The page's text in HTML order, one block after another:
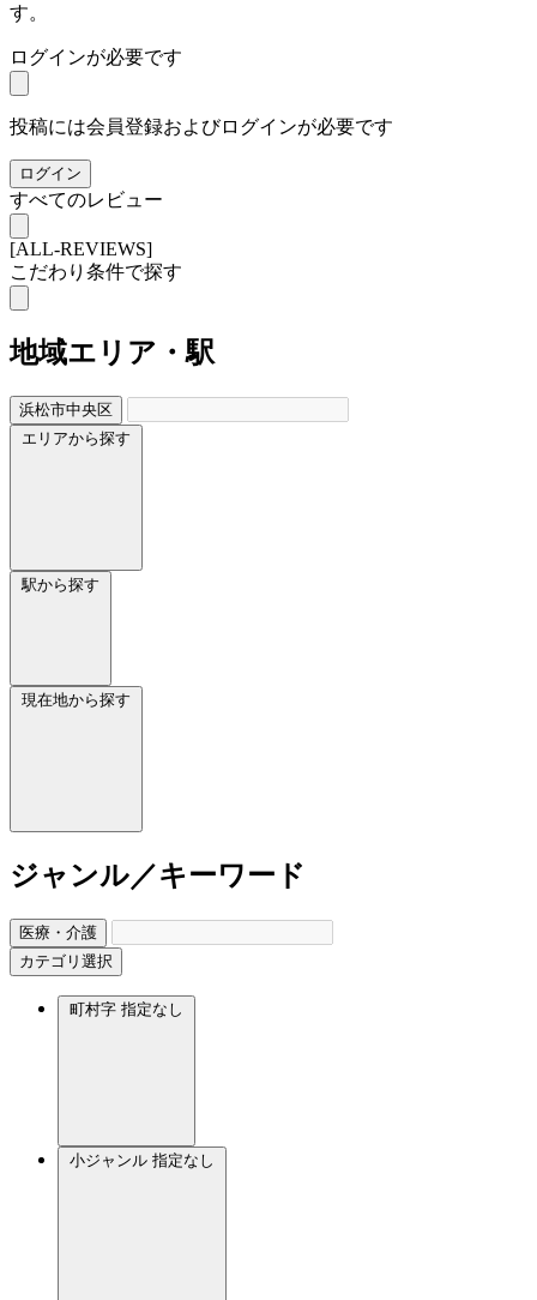
す。
ログインが必要です
投稿には会員登録およびログインが必要です
ログイン
すべてのレビュー
[ALL-REVIEWS]
こだわり条件で探す
地域エリア・駅
浜松市中央区
エリアから探す
駅から探す
現在地から探す
ジャンル／キーワード
医療・介護
カテゴリ選択
町村字 指定なし
小ジャンル 指定なし